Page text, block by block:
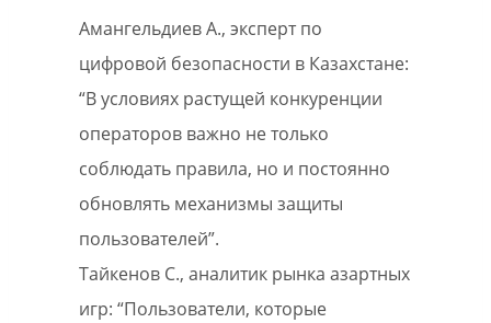
Амангельдиев А., эксперт по
цифровой безопасности в Казахстане:
“В условиях растущей конкуренции
операторов важно не только
соблюдать правила, но и постоянно
обновлять механизмы защиты
пользователей”.
Тайкенов С., аналитик рынка азартных
игр: “Пользователи, которые